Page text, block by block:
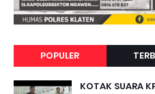
POPULER
KOTAK SUARA